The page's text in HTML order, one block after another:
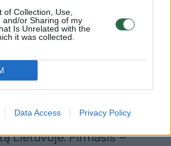
of Collection, Use,
and/or Sharing of my
Is Unrelated with the
it was collected.
Data Access Privacy Policy
didelė dalis – su vaizdu į
projektuojamos
čia įsikursiantiems
40–185 kv. m.
architektais kuria
Lietuvoje. Pirmasis –